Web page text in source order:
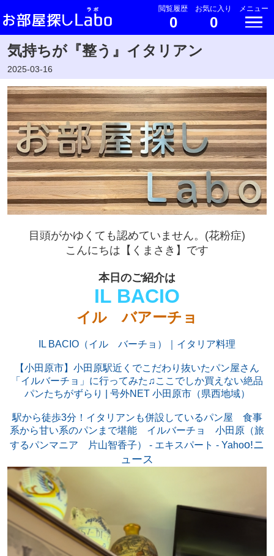
閲覧履歴
0
お気に入り
0
メニュー
気持ちが『整う』イタリアン
2025-03-16
目頭がかゆくても認めていません。(花粉症)
こんにちは【くまさき】です
本日のご紹介は
IL BACIO
イルバアーチョ
IL BACIO（イル バーチョ）｜イタリア料理
【小田原市】小田原駅近くでこだわり抜いたパン屋さん
「イルバーチョ」に行ってみた♫ここでしか買えない絶品
パンたちがずらり | 号外NET 小田原市（県西地域）
駅から徒歩3分！イタリアンも併設しているパン屋 食事
系から甘い系のパンまで堪能 イルバーチョ 小田原（旅
するパンマニア 片山智香子） - エキスパート - Yahoo!ニ
ュース